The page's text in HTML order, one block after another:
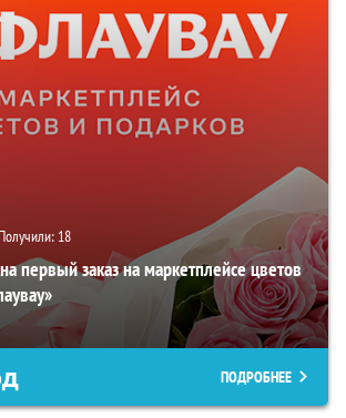
18
первый заказ на маркетплейсе цветов
ПОДРОБНЕЕ